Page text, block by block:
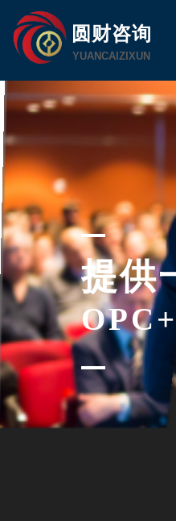
圆财咨询
YUANCAIZIXUN
提供